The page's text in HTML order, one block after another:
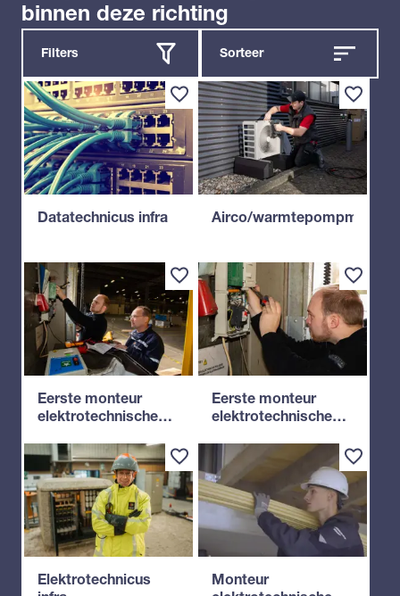
binnen deze richting
Filters Sorteer
Datatechnicus infra Airco/
Eerste monteur
elektrotechnische
installaties en
systemen
Eerste monteur
elektrotechnische
en utiliteit
Elektrotechnicus
Monteur